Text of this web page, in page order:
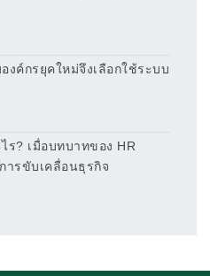
งค์กรยุคใหม่จึงเลือกใช้ระบบ
ร? เมื่อบทบาทของ HR
ารขับเคลื่อนธุรกิจ